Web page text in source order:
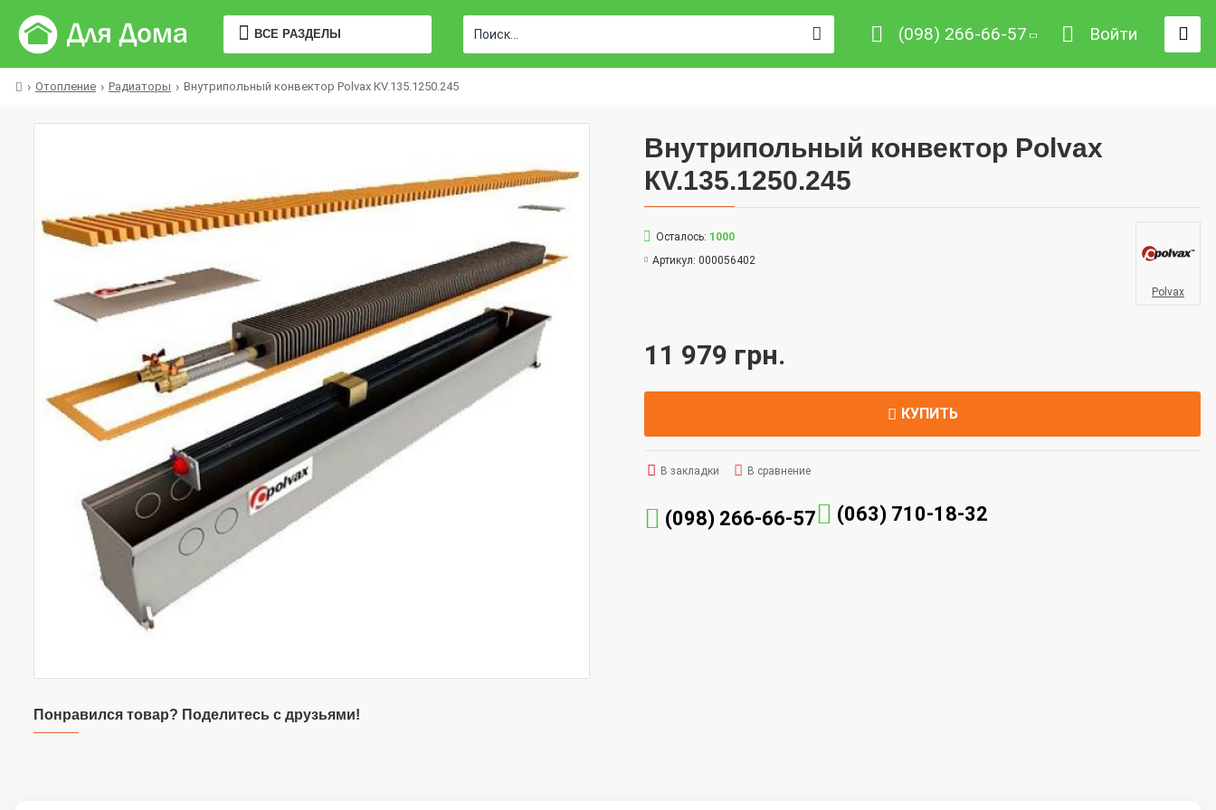
ВСЕ РАЗДЕЛЫ (098) 266-66-57 Войти
Отопление Радиаторы Внутрипольный конвектор Polvax КV.135.1250.245
Понравился товар? Поделитесь с друзьями!
Внутрипольный конвектор Polvax
КV.135.1250.245
Осталось: 1000
Артикул: 000056402
Polvax
11 979 грн.
КУПИТЬ
В закладки В сравнение
(098) 266-66-57 (063) 710-18-32